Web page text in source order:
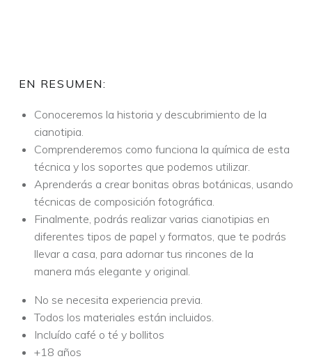
EN RESUMEN:
Conoceremos la historia y descubrimiento de la
cianotipia.
Comprenderemos como funciona la química de esta
técnica y los soportes que podemos utilizar.
Aprenderás a crear bonitas obras botánicas, usando
técnicas de composición fotográfica.
Finalmente, podrás realizar varias cianotipias en
diferentes tipos de papel y formatos, que te podrás
llevar a casa, para adornar tus rincones de la
manera más elegante y original.
No se necesita experiencia previa.
Todos los materiales están incluidos.
Incluído café o té y bollitos
+18 años